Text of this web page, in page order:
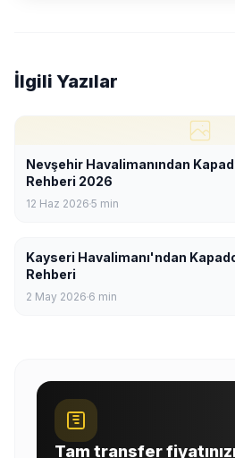
İlgili Yazılar
Nevşehir Havalimanından
Rehberi 2026
12 Haz 2026 5 min
Kayseri Havalimanı'ndan
Rehberi
2 May 2026 6 min
Tam transfer